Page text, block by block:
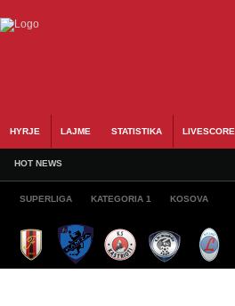
HYRJE LAJME STATISTIKA LIVESCORE
HOT NEWS
SUPERLIGA KATEGORIA 1 KOSOVA